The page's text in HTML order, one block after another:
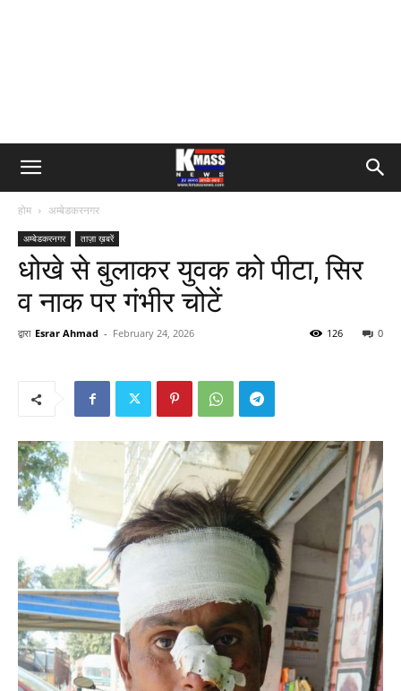
होम अम्बेडकरनगर
अम्बेडकरनगर ताज़ा ख़बरें
धोखे से बुलाकर युवक को पीटा, सिर
व नाक पर गंभीर चोटें
द्वारा Esrar Ahmad - February 24, 2026 0
126